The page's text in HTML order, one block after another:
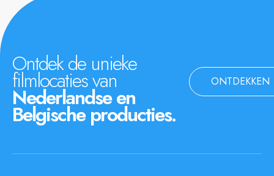
Ontdek de unieke
filmlocaties van
Nederlandse en
Belgische producties.
ONTDEKKEN